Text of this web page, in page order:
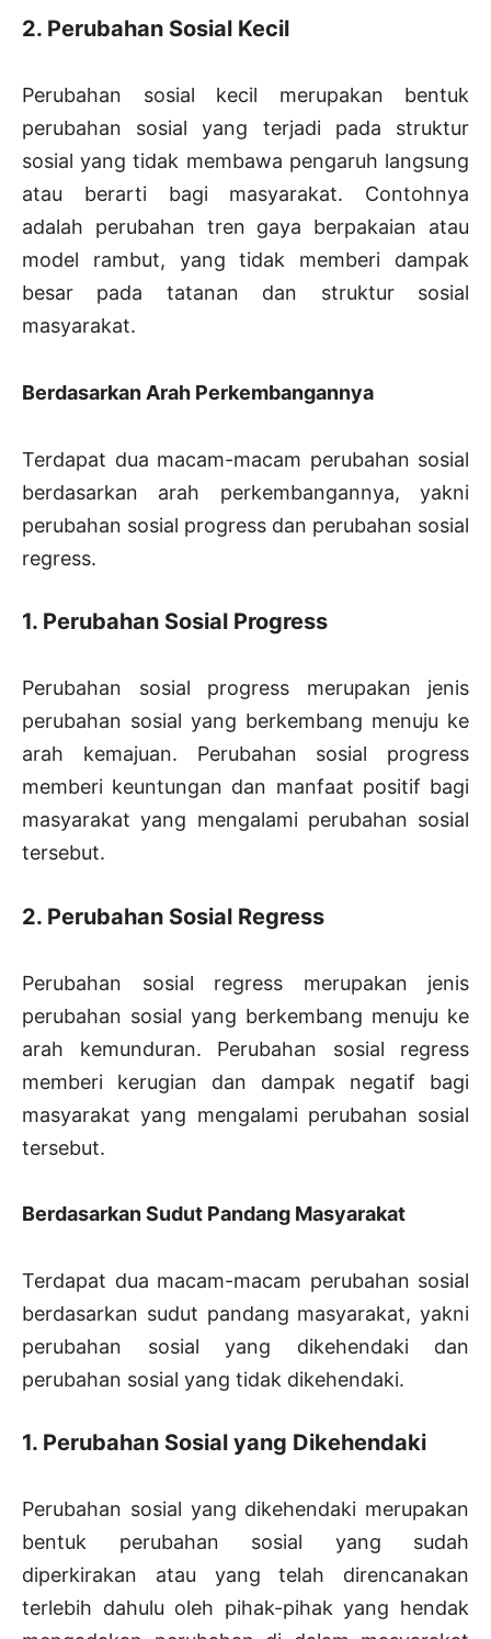
2. Perubahan Sosial Kecil
Perubahan sosial kecil merupakan bentuk
perubahan sosial yang terjadi pada struktur
sosial yang tidak membawa pengaruh langsung
atau berarti bagi masyarakat. Contohnya
adalah perubahan tren gaya berpakaian atau
model rambut, yang tidak memberi dampak
besar pada tatanan dan struktur sosial
masyarakat.
Berdasarkan Arah Perkembangannya
Terdapat dua macam-macam perubahan sosial
berdasarkan arah perkembangannya, yakni
perubahan sosial progress dan perubahan sosial
regress.
1. Perubahan Sosial Progress
Perubahan sosial progress merupakan jenis
perubahan sosial yang berkembang menuju ke
arah kemajuan. Perubahan sosial progress
memberi keuntungan dan manfaat positif bagi
masyarakat yang mengalami perubahan sosial
tersebut.
2. Perubahan Sosial Regress
Perubahan sosial regress merupakan jenis
perubahan sosial yang berkembang menuju ke
arah kemunduran. Perubahan sosial regress
memberi kerugian dan dampak negatif bagi
masyarakat yang mengalami perubahan sosial
tersebut.
Berdasarkan Sudut Pandang Masyarakat
Terdapat dua macam-macam perubahan sosial
berdasarkan sudut pandang masyarakat, yakni
perubahan sosial yang dikehendaki dan
perubahan sosial yang tidak dikehendaki.
1. Perubahan Sosial yang Dikehendaki
Perubahan sosial yang dikehendaki merupakan
bentuk perubahan sosial yang sudah
diperkirakan atau yang telah direncanakan
terlebih dahulu oleh pihak-pihak yang hendak